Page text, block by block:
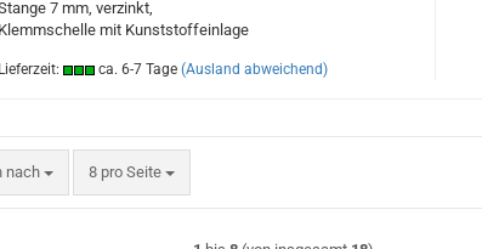
7 mm, verzinkt,
Klemmschelle mit Kunststoffeinlage
Lieferzeit: ca. 6-7 Tage (Ausland abweichend)
nach
nach 8 pro Seite
pro Seite